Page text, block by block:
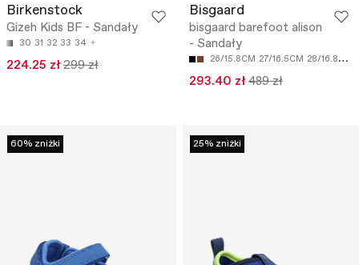
Birkenstock
Gizeh Kids BF - Sandały
30 31 32 33 34
224.25 zł 299 zł
Bisgaard
bisgaard barefoot alison
- Sandały
26/15.8CM 27/16.5CM 28/16.8CM
293.40 zł 489 zł
60% zniżki 25% zniżki